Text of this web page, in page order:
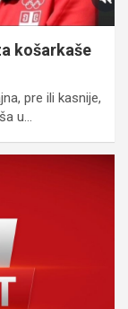
košarkaše
pre ili kasnije,
u…